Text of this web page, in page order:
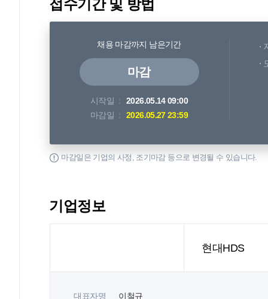
접수기간 및 방법
채용 마감까지 남은기간
마감
시작일
2026.05.14 09:00
마감일
2026.05.27 23:59
마감일은 기업의 사정, 조기마감 등으로 변경될 수 있습니다.
기업정보
현대HDS
대표자명
이철규